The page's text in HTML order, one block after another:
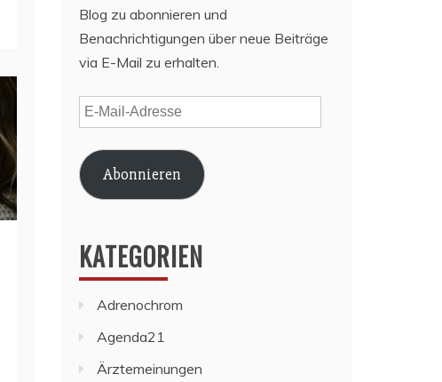
Blog zu abonnieren und
Benachrichtigungen über neue Beiträge
via E-Mail zu erhalten.
E-
Mail-
Adresse
Abonnieren
KATEGORIEN
Adrenochrom
Agenda21
Ärztemeinungen